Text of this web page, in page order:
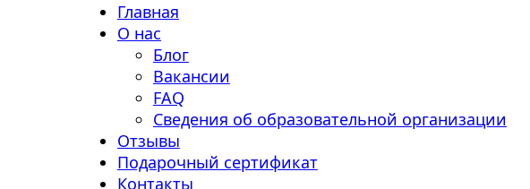
Главная
О нас
Блог
Вакансии
FAQ
Сведения об образовательной организации
Отзывы
Подарочный сертификат
Контакты